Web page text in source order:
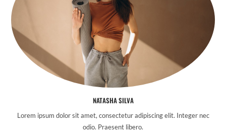
NATASHA SILVA
Lorem ipsum dolor sit amet, consectetur adipiscing elit. Integer nec
odio. Praesent libero.